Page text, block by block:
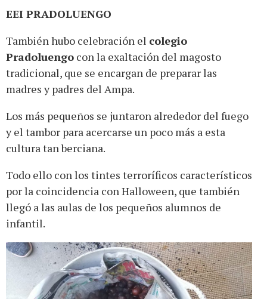
EEI PRADOLUENGO
También hubo celebración el colegio
Pradoluengo con la exaltación del magosto
tradicional, que se encargan de preparar las
madres y padres del Ampa.
Los más pequeños se juntaron alrededor del fuego
y el tambor para acercarse un poco más a esta
cultura tan berciana.
Todo ello con los tintes terroríficos característicos
por la coincidencia con Halloween, que también
llegó a las aulas de los pequeños alumnos de
infantil.